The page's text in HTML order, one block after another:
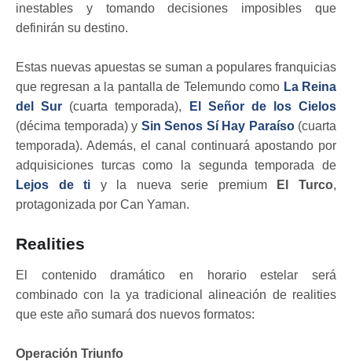
inestables y tomando decisiones imposibles que
definirán su destino.
Estas nuevas apuestas se suman a populares franquicias
que regresan a la pantalla de Telemundo como La Reina
del Sur (cuarta temporada),
El Señor de los Cielos
(décima temporada) y Sin Senos Sí Hay Paraíso(cuarta
temporada). Además, el canal continuará apostando por
adquisiciones turcas como la segunda temporada de
Lejos de ti y la nueva serie premium El Turco,
protagonizada por Can Yaman.
Realities
El contenido dramático en horario estelar será
combinado con la ya tradicional alineación de realities
que este año sumará dos nuevos formatos:
Operación Triunfo